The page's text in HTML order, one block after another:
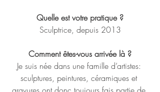
Quelle est votre pratique ?
Sculptrice, depuis 2013
Comment êtes-vous arrivée là ?
Je suis née dans une famille d’artistes:
sculptures, peintures, céramiques et